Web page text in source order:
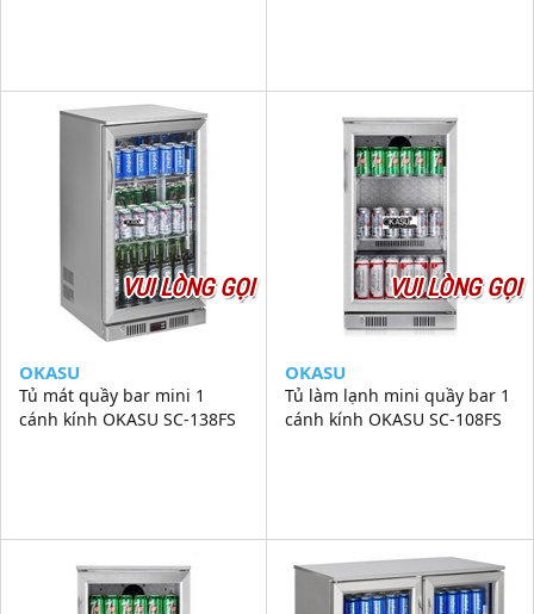
VUI LÒNG GỌI
OKASU
Tủ mát quầy bar mini 1
cánh kính OKASU SC-138FS
VUI LÒNG GỌI
OKASU
Tủ làm lạnh mini quầy bar 1
cánh kính OKASU SC-108FS